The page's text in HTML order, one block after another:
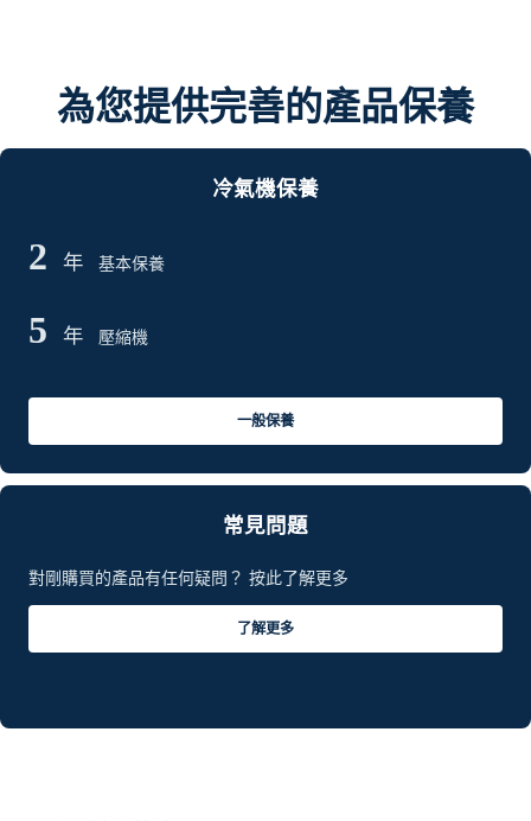
為您提供完善的產品保養
冷氣機保養
2 年 基本保養
5 年 壓縮機
一般保養
常見問題
對剛購買的產品有任何疑問？ 按此了解更多
了解更多